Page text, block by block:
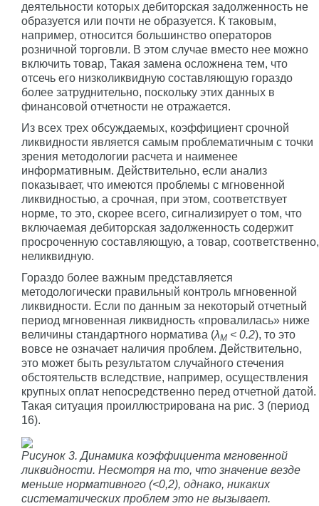
деятельности которых дебиторская задолженность не
образуется или почти не образуется. К таковым,
например, относится большинство операторов
розничной торговли. В этом случае вместо нее можно
включить товар, Такая замена осложнена тем, что
отсечь его низколиквидную составляющую гораздо
более затруднительно, поскольку этих данных в
финансовой отчетности не отражается.
Из всех трех обсуждаемых, коэффициент срочной
ликвидности является самым проблематичным с точки
зрения методологии расчета и наименее
информативным. Действительно, если анализ
показывает, что имеются проблемы с мгновенной
ликвидностью, а срочная, при этом, соответствует
норме, то это, скорее всего, сигнализирует о том, что
включаемая дебиторская задолженность содержит
просроченную составляющую, а товар, соответственно,
неликвидную.
Гораздо более важным представляется
методологически правильный контроль мгновенной
ликвидности. Если по данным за некоторый отчетный
период мгновенная ликвидность «провалилась» ниже
величины стандартного норматива (λM < 0.2), то это
вовсе не означает наличия проблем. Действительно,
это может быть результатом случайного стечения
обстоятельств вследствие, например, осуществления
крупных оплат непосредственно перед отчетной датой.
Такая ситуация проиллюстрирована на рис. 3 (период
16).
Рисунок 3. Динамика коэффициента мгновенной
ликвидности. Несмотря на то, что значение везде
меньше нормативного (<0,2), однако, никаких
систематических проблем это не вызывает.